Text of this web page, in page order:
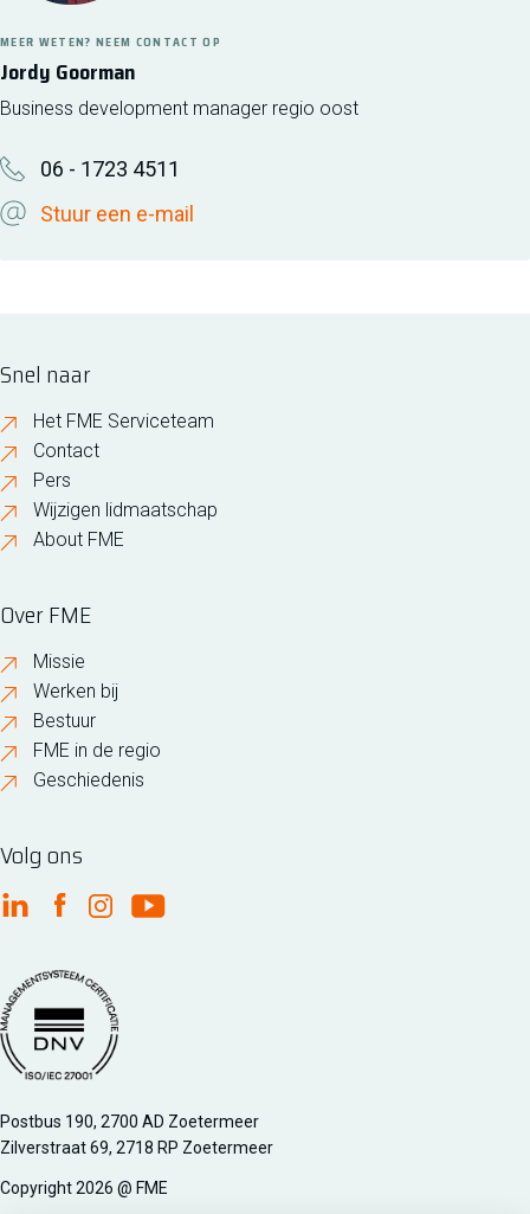
Jordy Goorman
MEER WETEN? NEEM CONTACT OP
Business development manager regio oost
06 - 1723 4511
Stuur een e-mail
Snel naar
Het FME Serviceteam
Contact
Pers
Wijzigen lidmaatschap
About FME
Over FME
Missie
Werken bij
Bestuur
FME in de regio
Geschiedenis
Volg ons
FME Linkedin
FME Facebook
FME Instagram
FME Youtube
Managementsyteem certificatie DNV iso/iec 27001
Postbus 190, 2700 AD Zoetermeer
Zilverstraat 69, 2718 RP Zoetermeer
Copyright 2026 @ FME